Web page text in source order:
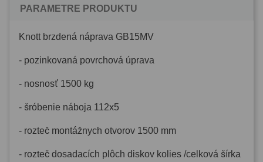
PARAMETRE PRODUKTU
Knott brzdená náprava GB15MV
- pozinkovaná povrchová úprava
- nosnosť 1500 kg
- šróbenie náboja 112x5
- rozteč montážnych otvorov 1500 mm
- rozteč dosadacích plôch diskov kolies /celková šírka